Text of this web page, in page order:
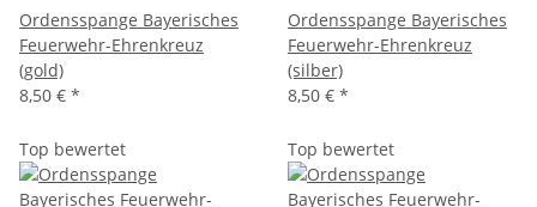
Ordensspange Bayerisches
Feuerwehr-Ehrenkreuz
(gold)
8,50 € *
Ordensspange Bayerisches
Feuerwehr-Ehrenkreuz
(silber)
8,50 € *
Top bewertet Top bewertet